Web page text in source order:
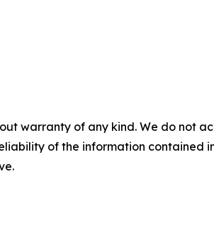
warranty of any kind. We do not
of the information contained